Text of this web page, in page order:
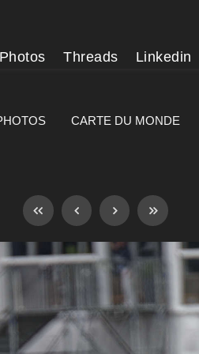
Photos Threads Linkedin
CARTE DU MONDE